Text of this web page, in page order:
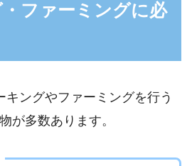
ファーミングに必
キングやファーミングを行う
が多数あります。